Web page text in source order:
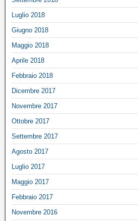
Luglio 2018
Giugno 2018
Maggio 2018
Aprile 2018
Febbraio 2018
Dicembre 2017
Novembre 2017
Ottobre 2017
Settembre 2017
Agosto 2017
Luglio 2017
Maggio 2017
Febbraio 2017
Novembre 2016